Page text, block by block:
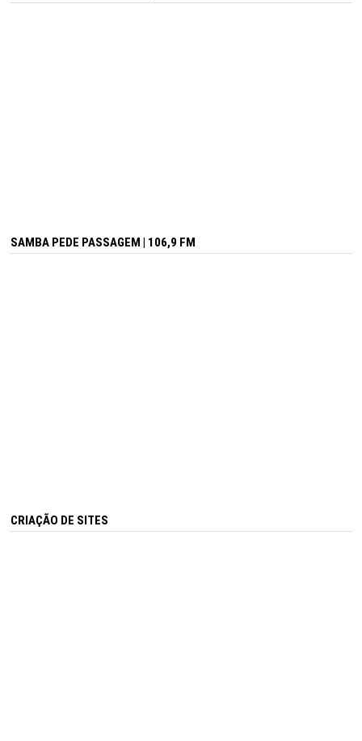
SAMBA PEDE PASSAGEM | 106,9 FM
CRIAÇÃO DE SITES